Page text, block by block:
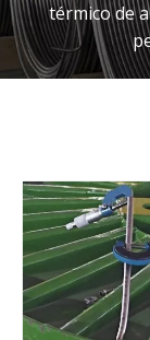
térmico de